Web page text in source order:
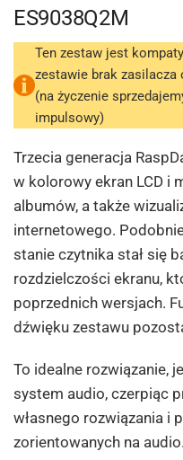
ES9038Q2M
Ten zestaw jest
zestawie brak zasilacza
(na życzenie
impulsowy)
Trzecia generacja
w kolorowy ekran LCD i
albumów, a także
internetowego.
stanie czytnika stał się
rozdzielczości ekranu,
poprzednich wersjach.
dźwięku zestawu
To idealne rozwiązanie,
system audio, czerpiąc
własnego rozwiązania i
zorientowanych na audio.